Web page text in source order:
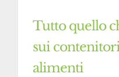
Tutto quello
sui
alimenti